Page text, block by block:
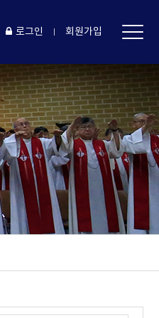
로그인 회원가입